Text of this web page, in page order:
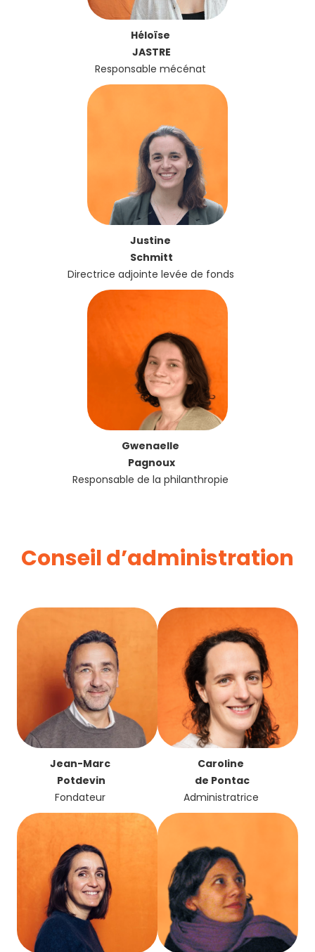
Héloïse
JASTRE
Responsable mécénat
Justine
Schmitt
Directrice adjointe levée de fonds
Gwenaelle
Pagnoux
Responsable de la philanthropie
Conseil d’administration
Jean-Marc
Potdevin
Fondateur
Caroline
de Pontac
Administratrice